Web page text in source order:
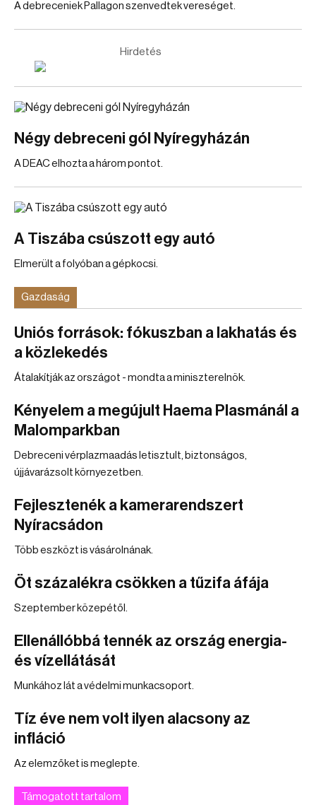
A debreceniek Pallagon szenvedtek vereséget.
Hirdetés
Négy debreceni gól Nyíregyházán
A DEAC elhozta a három pontot.
A Tiszába csúszott egy autó
Elmerült a folyóban a gépkocsi.
Gazdaság
Uniós források: fókuszban a lakhatás és
a közlekedés
Átalakítják az országot - mondta a miniszterelnök.
Kényelem a megújult Haema Plasmánál a
Malomparkban
Debreceni vérplazmaadás letisztult, biztonságos,
újjávarázsolt környezetben.
Fejlesztenék a kamerarendszert
Nyíracsádon
Több eszközt is vásárolnának.
Öt százalékra csökken a tűzifa áfája
Szeptember közepétől.
Ellenállóbbá tennék az ország energia-
és vízellátását
Munkához lát a védelmi munkacsoport.
Tíz éve nem volt ilyen alacsony az
infláció
Az elemzőket is meglepte.
Támogatott tartalom